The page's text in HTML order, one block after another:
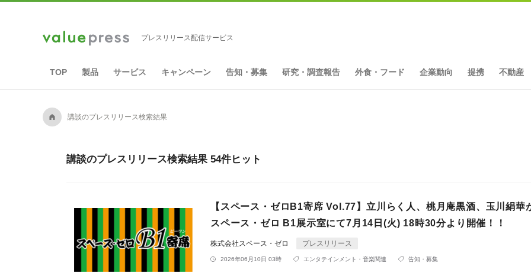
プレスリリース配信サービス
TOP 製品 サービス キャンペーン 告知・募集 研究・調査報告 外食・フード 企業動向 提携 不動産
A 講談のプレスリリース検索結果
講談のプレスリリース検索結果 54件ヒット
【スペース・ゼロB1寄席 Vol.77】立川らく人、桃月庵黒酒、玉川絹華
スペース・ゼロ B1展示室にて7月14日(火) 18時30分より開催！！
株式会社スペース・ゼロ プレスリリース
2026年06月10日 03時 エンタテインメント・音楽関連 告知・募集